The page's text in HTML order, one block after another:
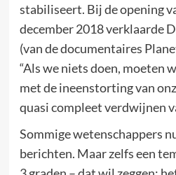
stabiliseert. Bij de opening
december 2018 verklaarde
(van de documentaires
“Als we niets doen, moeten
met de ineenstorting van
quasi compleet verdwijnen
Sommige wetenschappers
berichten. Maar zelfs een